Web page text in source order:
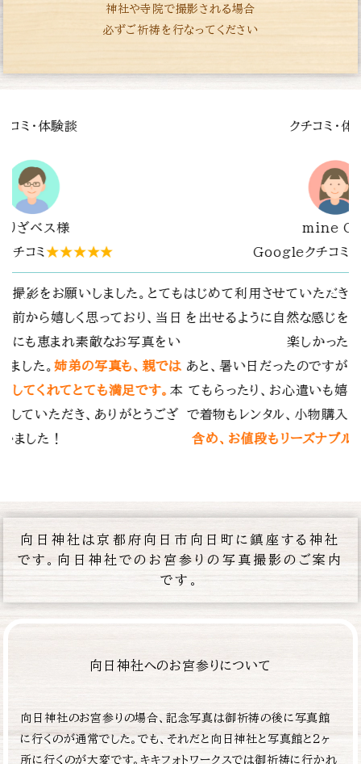
神社や寺院で撮影される場合
必ずご祈祷を行なってください
。その場の雰囲気
てもらえてとても
わも人数分用意し
たです。お宮参り
たが、撮影費用も
得の費用
クチコミ・体験談
Googleクチコミ★★★★★
春日大社でお宮参りの写真撮影をお願い
自分たちではなかなか撮れない乳児の笑
の表情を逃さず撮影していただき、とても
ます。何度も訪れたことのある神社でした
気にも留めなかった構図で撮影していただ
メラマンの経験と技術の素晴らしさを実感
素敵な思い出を残していただき、ありがと
向日神社は京都府向日市向日町に鎮座する神社
です。向日神社でのお宮参りの写真撮影のご案内
です。
向日神社へのお宮参りについて
向日神社のお宮参りの場合、記念写真は御祈祷の後に写真館
に行くのが通常でした。でも、それだと向日神社と写真館と2ヶ
所に行くのが大変です。キキフォトワークスでは御祈祷に行かれ